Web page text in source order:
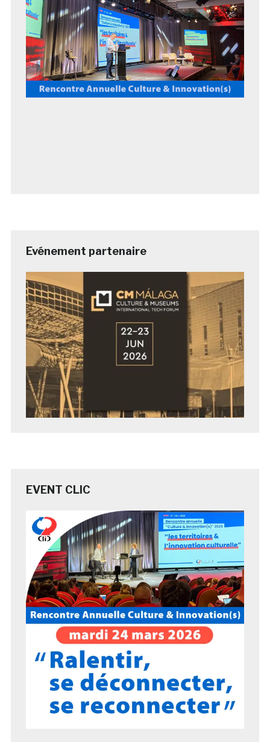
Evénement partenaire
EVENT CLIC